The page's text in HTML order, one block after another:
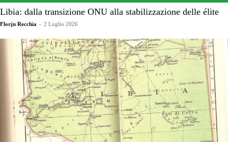
Libia: dalla transizione ONU alla stabilizzazione delle élite
Florjn Recchia - 2 Luglio 2026